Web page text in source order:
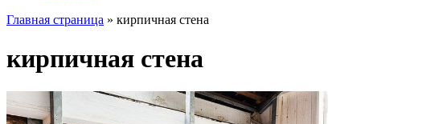
Главная страница » кирпичная стена
кирпичная стена